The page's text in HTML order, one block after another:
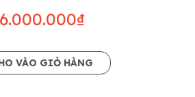
6.000.000₫
VÀO GIỎ HÀNG